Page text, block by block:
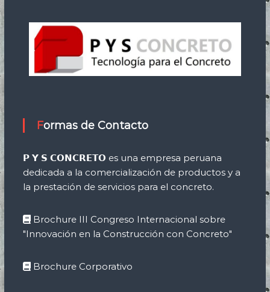
Formas de Contacto
𝗣 𝗬 𝗦 𝗖𝗢𝗡𝗖𝗥𝗘𝗧𝗢 es una empresa peruana
dedicada a la comercialización de productos y a
la prestación de servicios para el concreto.
Brochure III Congreso Internacional sobre
"Innovación en la Construcción con Concreto"
Brochure Corporativo